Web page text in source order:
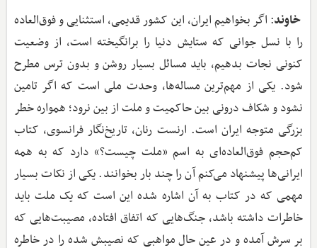
خاوند: اگر بخواهیم ایران، این کشور قدیمی، استثنایی و فوق‌العاده
را با نسل‌ جوانی که ستایش دنیا را برانگیخته است، از وضعیت
کنونی نجات بدهیم، باید مسائل بسیار روشن و بدون ترس مطرح
شود. یکی از مهم‌ترین مساله‌ها، وحدت ملی است که اگر تامین
نشود و شکاف درونی بین حاکمیت و ملت از بین نرود؛ همواره خطر
بزرگی متوجه ایران است. ارنست رنان، تاریخ‌نگار فرانسوی، کتاب
کم‌حجم فوق‌العاده‌ای به اسم «ملت چیست؟» دارد که به همه‌
ایرانی‌ها پیشنهاد می‌کنم آن را چند بار بخوانند. یکی از نکات بسیار
مهمی که در کتاب به آن اشاره شده این است که یک ملت باید
خاطرات داشته باشد، جنگ‌هایی که اتفاق افتاده،‌ مصیبت‌هایی که
بر سرش آمده و در عین حال مواهبی که نصیبش شده را در خاطره